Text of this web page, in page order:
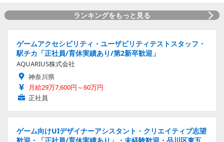
ランキングをもっと見る
ゲームアクセシビリティ・ユーザビリティテストスタッフ・
駅チカ「正社員/育休実績あり/第2新卒歓迎」
AQUARIUS株式会社
神奈川県
月給29万7,600円～60万円
正社員
ゲーム向けUIデザイナーアシスタント・クリエイティブ志望
歓迎・「正社員/育休実績あり」・未経験歓迎・品川区東五